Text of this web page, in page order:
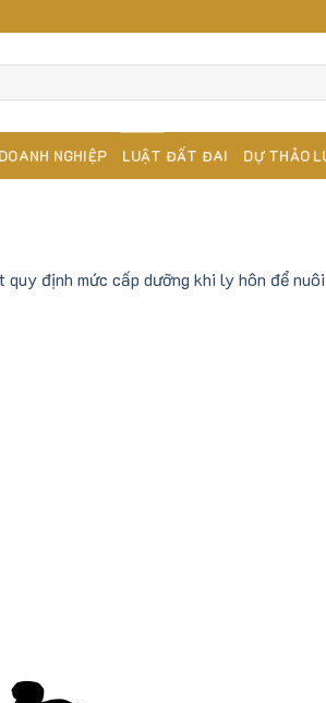
NGHIỆP LUẬT ĐẤT ĐAI DỰ THẢO
quy định mức cấp dưỡng khi ly hôn để